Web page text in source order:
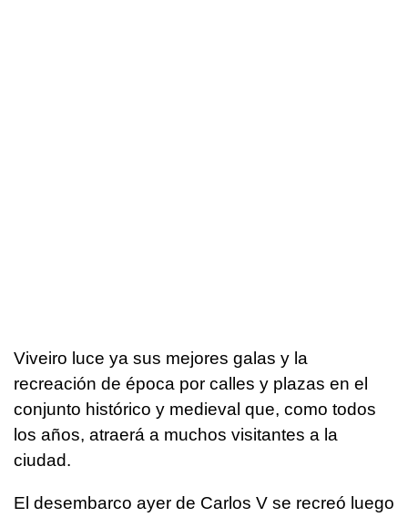
Viveiro luce ya sus mejores galas y la
recreación de época por calles y plazas en el
conjunto histórico y medieval que, como todos
los años, atraerá a muchos visitantes a la
ciudad.
El desembarco ayer de Carlos V se recreó luego